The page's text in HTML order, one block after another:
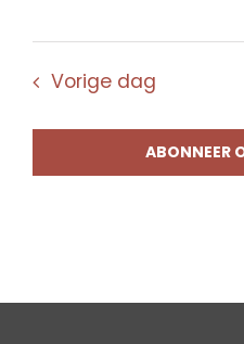
Vorige dag
ABONNEER